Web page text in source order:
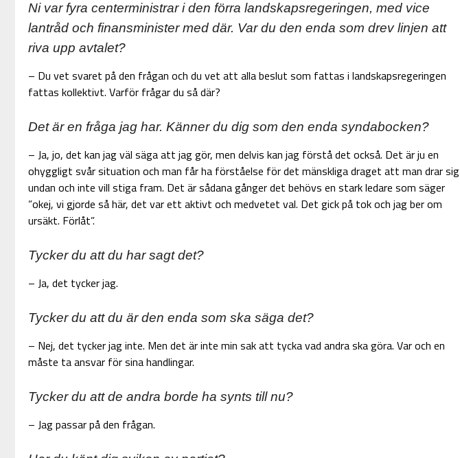
Ni var fyra centerministrar i den förra landskapsregeringen, med vice
lantråd och finansminister med där. Var du den enda som drev linjen att
riva upp avtalet?
– Du vet svaret på den frågan och du vet att alla beslut som fattas i landskapsregeringen
fattas kollektivt. Varför frågar du så där?
Det är en fråga jag har. Känner du dig som den enda syndabocken?
– Ja, jo, det kan jag väl säga att jag gör, men delvis kan jag förstå det också. Det är ju en
ohyggligt svår situation och man får ha förståelse för det mänskliga draget att man drar sig
undan och inte vill stiga fram. Det är sådana gånger det behövs en stark ledare som säger
”okej, vi gjorde så här, det var ett aktivt och medvetet val. Det gick på tok och jag ber om
ursäkt. Förlåt”.
Tycker du att du har sagt det?
– Ja, det tycker jag.
Tycker du att du är den enda som ska säga det?
– Nej, det tycker jag inte. Men det är inte min sak att tycka vad andra ska göra. Var och en
måste ta ansvar för sina handlingar.
Tycker du att de andra borde ha synts till nu?
– Jag passar på den frågan.